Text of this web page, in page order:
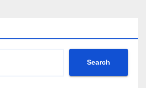
Search